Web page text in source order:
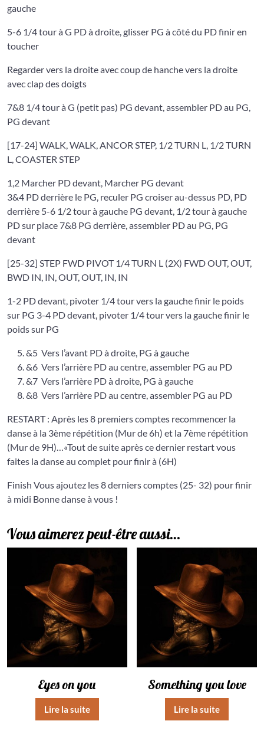
gauche
5-6 1/4 tour à G PD à droite, glisser PG à côté du PD finir en
toucher
Regarder vers la droite avec coup de hanche vers la droite
avec clap des doigts
7&8 1/4 tour à G (petit pas) PG devant, assembler PD au PG,
PG devant
[17-24] WALK, WALK, ANCOR STEP, 1/2 TURN L, 1/2 TURN
L, COASTER STEP
1,2 Marcher PD devant, Marcher PG devant
3&4 PD derrière le PG, reculer PG croiser au-dessus PD, PD
derrière 5-6 1/2 tour à gauche PG devant, 1/2 tour à gauche
PD sur place 7&8 PG derrière, assembler PD au PG, PG
devant
[25-32] STEP FWD PIVOT 1/4 TURN L (2X) FWD OUT, OUT,
BWD IN, IN, OUT, OUT, IN, IN
1-2 PD devant, pivoter 1/4 tour vers la gauche finir le poids
sur PG 3-4 PD devant, pivoter 1/4 tour vers la gauche finir le
poids sur PG
&5 Vers l’avant PD à droite, PG à gauche
&6 Vers l’arrière PD au centre, assembler PG au PD
&7 Vers l’arrière PD à droite, PG à gauche
&8 Vers l’arrière PD au centre, assembler PG au PD
RESTART : Après les 8 premiers comptes recommencer la
danse à la 3ème répétition (Mur de 6h) et la 7ème répétition
(Mur de 9H)…«Tout de suite après ce dernier restart vous
faites la danse au complet pour finir à (6H)
Finish Vous ajoutez les 8 derniers comptes (25- 32) pour finir
à midi Bonne danse à vous !
Vous aimerez peut-être aussi…
Eyes on you
Lire la suite
Something you love
Lire la suite